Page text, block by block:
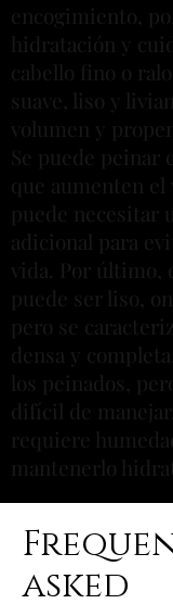
encogimiento,
hidratación y
cabello fino o
suave, liso y
volumen y
Se puede peinar
que aumenten el
puede necesitar
adicional para
vida. Por último,
puede ser liso,
pero se
densa y
los peinados,
difícil de
requiere
mantenerlo
asked